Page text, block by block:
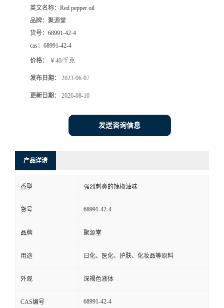
英文名称： Red pepper oil
品牌： 聚源堂
货号： 68991-42-4
cas： 68991-42-4
价格： ￥40/千克
发布日期： 2023-06-07
更新日期： 2026-08-10
发送咨询信息
产品详请
香型 强烈刺鼻的辣椒油味
货号 68991-42-4
品牌 聚源堂
用途 日化、医化、护肤、化妆品等原料
外观 深褐色液体
CAS编号 68991-42-4